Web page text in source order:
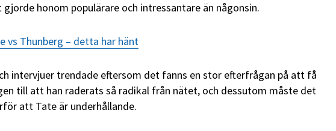
honom populärare och intressantare än någonsin.
vs Thunberg – detta har hänt
intervjuer trendade eftersom det fanns en stor efterfrågan på att få
till att han raderats så radikal från nätet, och dessutom måste det
att Tate är underhållande.